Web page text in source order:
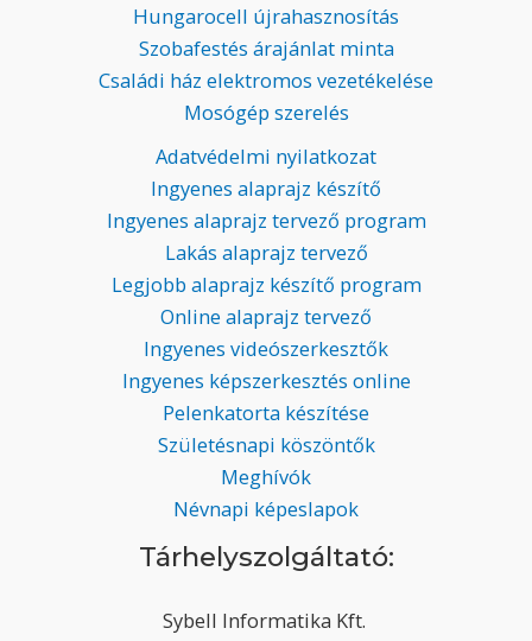
Hungarocell újrahasznosítás
Szobafestés árajánlat minta
Családi ház elektromos vezetékelése
Mosógép szerelés
Adatvédelmi nyilatkozat
Ingyenes alaprajz készítő
Ingyenes alaprajz tervező program
Lakás alaprajz tervező
Legjobb alaprajz készítő program
Online alaprajz tervező
Ingyenes videószerkesztők
Ingyenes képszerkesztés online
Pelenkatorta készítése
Születésnapi köszöntők
Meghívók
Névnapi képeslapok
Tárhelyszolgáltató:
Sybell Informatika Kft.